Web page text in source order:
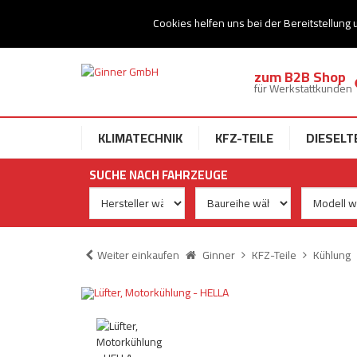
Cookies helfen uns bei der Bereitstellung
Ihr Speziallist für Dieseltechnik
zum B2B Shop
für Werkstattkunden
KLIMATECHNIK KFZ-TEILE
SUCHE NACH FAHRZEUGE
Weiter einkaufen Ginner KFZ-Teile Kühlung